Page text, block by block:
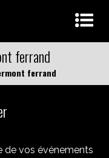
ferrand
ferrand
de vos événements